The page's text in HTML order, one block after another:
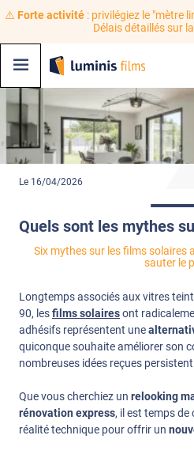
⚠️ Forte activité: privilégiez le "mètre
Délais détaillés sur
Le 16/04/2026
Quels sont les mythes
Six mythes sur les films solaires
sauter le
Longtemps associés aux vitres
90, lesfilms solairesont
adhésifs représentent une
quiconque souhaite améliorer son
nombreuses idées reçues
Que vous cherchiez un relooking
rénovation express, il est temps
réalité technique pour offrir un